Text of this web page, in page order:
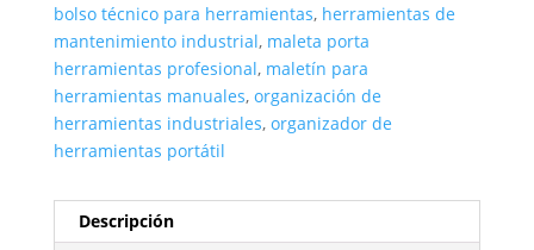
bolso técnico para herramientas, herramientas de
mantenimiento industrial, maleta porta
herramientas profesional, maletín para
herramientas manuales, organización de
herramientas industriales, organizador de
herramientas portátil
Descripción